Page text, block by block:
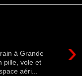
›
à Grande
pille, vole et
aéri...